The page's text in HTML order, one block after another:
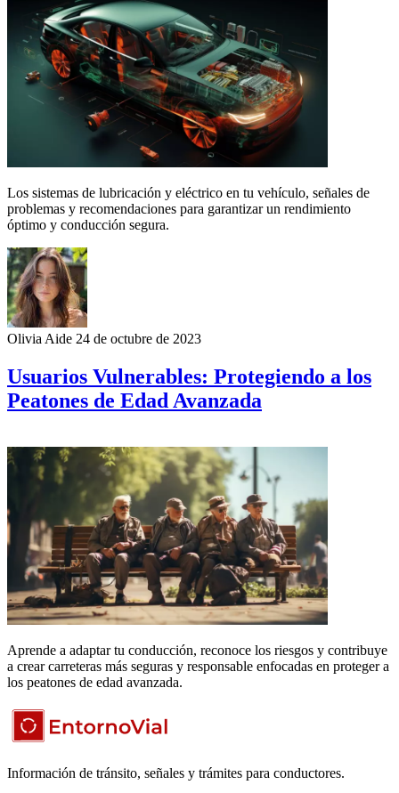
Los sistemas de lubricación y eléctrico en tu vehículo, señales de
problemas y recomendaciones para garantizar un rendimiento
óptimo y conducción segura.
Olivia Aide 24 de octubre de 2023
Usuarios Vulnerables: Protegiendo a los
Peatones de Edad Avanzada
Aprende a adaptar tu conducción, reconoce los riesgos y contribuye
a crear carreteras más seguras y responsable enfocadas en proteger a
los peatones de edad avanzada.
Información de tránsito, señales y trámites para conductores.